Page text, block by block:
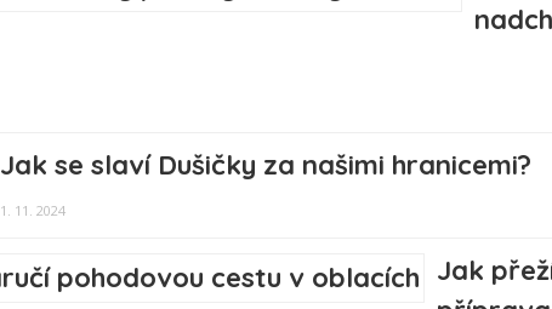
Jak se slaví Dušičky za našimi hranicemi?
1. 11. 2024
Jak